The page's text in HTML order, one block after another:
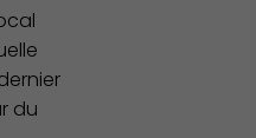
cadre de
du